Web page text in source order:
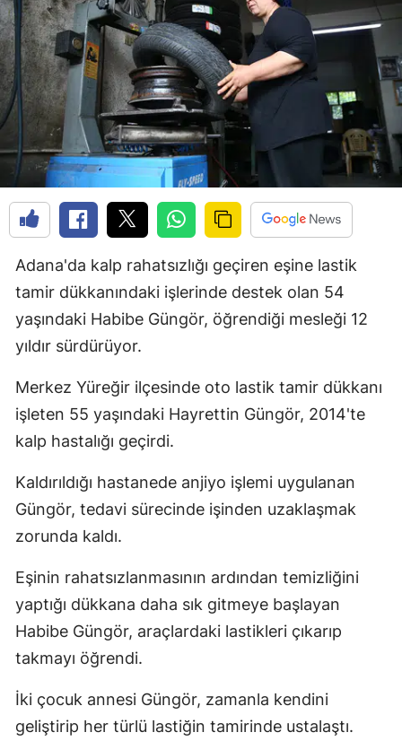
Adana'da kalp rahatsızlığı geçiren eşine lastik
tamir dükkanındaki işlerinde destek olan 54
yaşındaki Habibe Güngör, öğrendiği mesleği 12
yıldır sürdürüyor.
Merkez Yüreğir ilçesinde oto lastik tamir dükkanı
işleten 55 yaşındaki Hayrettin Güngör, 2014'te
kalp hastalığı geçirdi.
Kaldırıldığı hastanede anjiyo işlemi uygulanan
Güngör, tedavi sürecinde işinden uzaklaşmak
zorunda kaldı.
Eşinin rahatsızlanmasının ardından temizliğini
yaptığı dükkana daha sık gitmeye başlayan
Habibe Güngör, araçlardaki lastikleri çıkarıp
takmayı öğrendi.
İki çocuk annesi Güngör, zamanla kendini
geliştirip her türlü lastiğin tamirinde ustalaştı.